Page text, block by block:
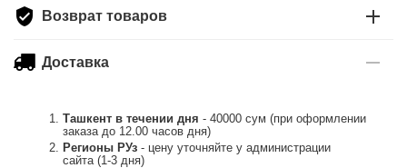
Возврат товаров
Доставка
Ташкент в течении дня - 40000 сум (при оформлении
заказа до 12.00 часов дня)
Регионы РУз - цену уточняйте у администрации
сайта (1-3 дня)